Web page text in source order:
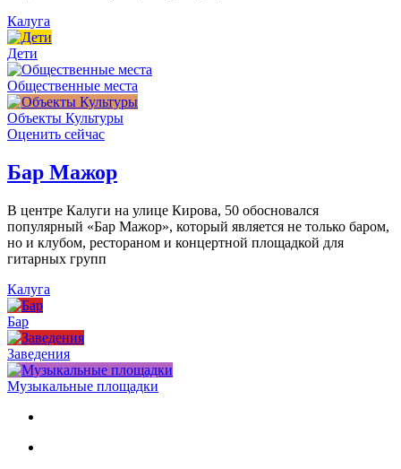
Калуга
Дети
Общественные места
Объекты Культуры
Оценить сейчас
Бар Мажор
В центре Калуги на улице Кирова, 50 обосновался
популярный «Бар Мажор», который является не только баром,
но и клубом, рестораном и концертной площадкой для
гитарных групп
Калуга
Бар
Заведения
Музыкальные площадки